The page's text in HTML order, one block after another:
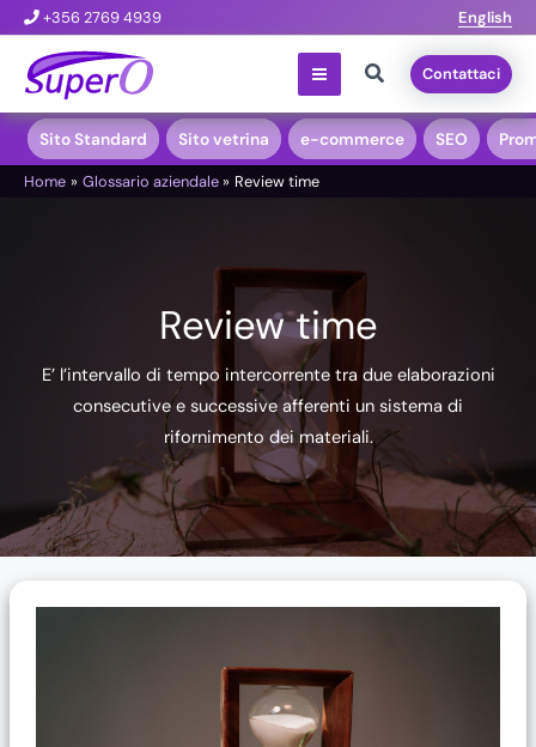
contenuto
+356 2769 4939 English
CercaContattaci
Sito Standard Sito vetrina e-commerce SEO
Home Glossario aziendale Review time
Review time
E’ l’intervallo di tempo intercorrente tra due elaborazioni
consecutive e successive afferenti un sistema di
rifornimento dei materiali.